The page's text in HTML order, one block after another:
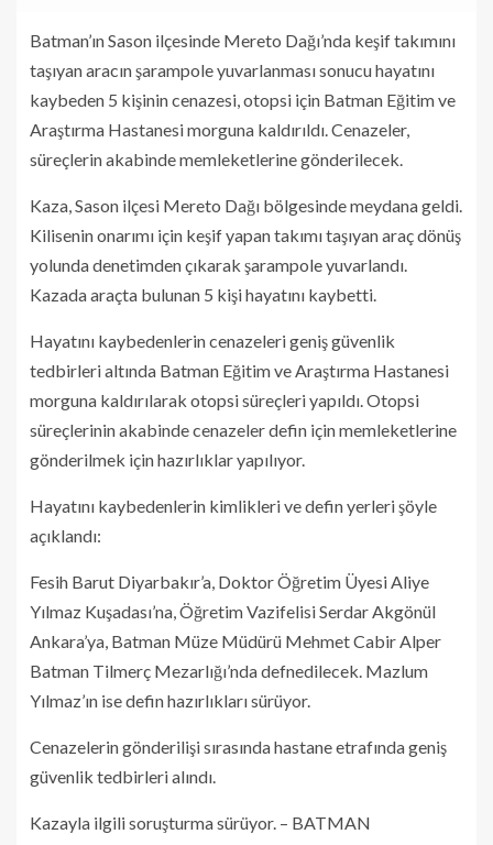
Batman’ın Sason ilçesinde Mereto Dağı’nda keşif takımını
taşıyan aracın şarampole yuvarlanması sonucu hayatını
kaybeden 5 kişinin cenazesi, otopsi için Batman Eğitim ve
Araştırma Hastanesi morguna kaldırıldı. Cenazeler,
süreçlerin akabinde memleketlerine gönderilecek.
Kaza, Sason ilçesi Mereto Dağı bölgesinde meydana geldi.
Kilisenin onarımı için keşif yapan takımı taşıyan araç dönüş
yolunda denetimden çıkarak şarampole yuvarlandı.
Kazada araçta bulunan 5 kişi hayatını kaybetti.
Hayatını kaybedenlerin cenazeleri geniş güvenlik
tedbirleri altında Batman Eğitim ve Araştırma Hastanesi
morguna kaldırılarak otopsi süreçleri yapıldı. Otopsi
süreçlerinin akabinde cenazeler defin için memleketlerine
gönderilmek için hazırlıklar yapılıyor.
Hayatını kaybedenlerin kimlikleri ve defin yerleri şöyle
açıklandı:
Fesih Barut Diyarbakır’a, Doktor Öğretim Üyesi Aliye
Yılmaz Kuşadası’na, Öğretim Vazifelisi Serdar Akgönül
Ankara’ya, Batman Müze Müdürü Mehmet Cabir Alper
Batman Tilmerç Mezarlığı’nda defnedilecek. Mazlum
Yılmaz’ın ise defin hazırlıkları sürüyor.
Cenazelerin gönderilişi sırasında hastane etrafında geniş
güvenlik tedbirleri alındı.
Kazayla ilgili soruşturma sürüyor. – BATMAN